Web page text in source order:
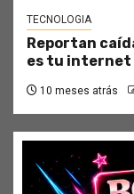
TECNOLOGIA
Reportan
es tu internet
10 meses atrás